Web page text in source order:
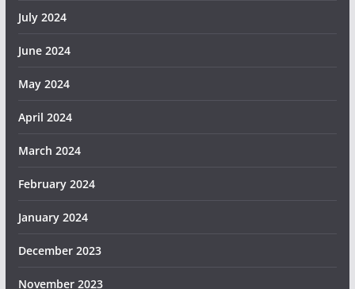
July 2024
June 2024
May 2024
April 2024
March 2024
February 2024
January 2024
December 2023
November 2023